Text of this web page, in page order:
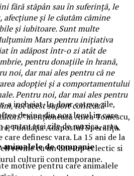
fără stăpân sau în suferință, le
și le căutăm cămine
și iubitoare. Sunt multe
Mars pentru inițiativa
în adăpost într-o zi atât de
pentru donațiile în hrană,
noi, dar mai ales pentru că ne
adopției și a comportamentului
Pentru noi, dar mai ales pentru
tot acest suport contează
menționează Anca Tomescu,
Fundația Adăpostul Speranța.
animalele de companie
motive pentru care animalele
a incheiat. In doar cateva zile,
devine din nou locul in care
pentru trei zile de muzica, arta,
definesc vara. La 15 ani de la
revine cu un line-up eclectic si
culturii contemporane.